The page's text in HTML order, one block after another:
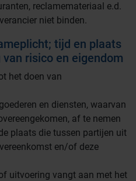
reclamemateriaal e.d.
niet binden.
tijd en plaats
risico en eigendom
het doen van
en diensten, waarvan
af te nemen
plaats die tussen partijen uit
en/of deze
uitvoering vangt aan met het